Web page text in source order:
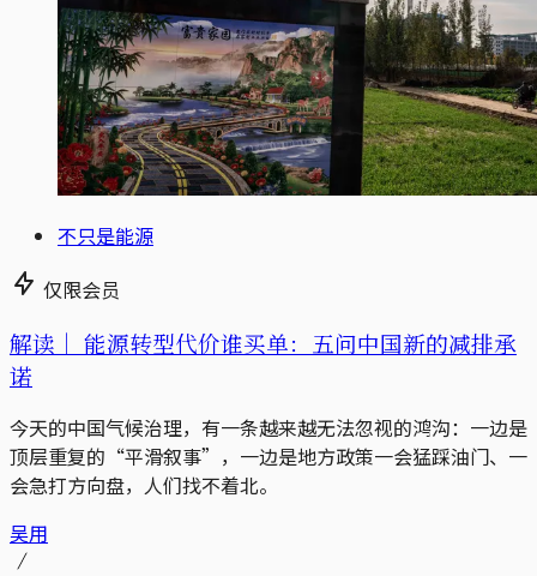
不只是能源
仅限会员
解读｜ 能源转型代价谁买单：五问中国新的减排承
诺
今天的中国气候治理，有一条越来越无法忽视的鸿沟：一边是
顶层重复的“平滑叙事”，一边是地方政策一会猛踩油门、一
会急打方向盘，人们找不着北。
吴用